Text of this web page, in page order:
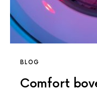
BLOG
Comfort